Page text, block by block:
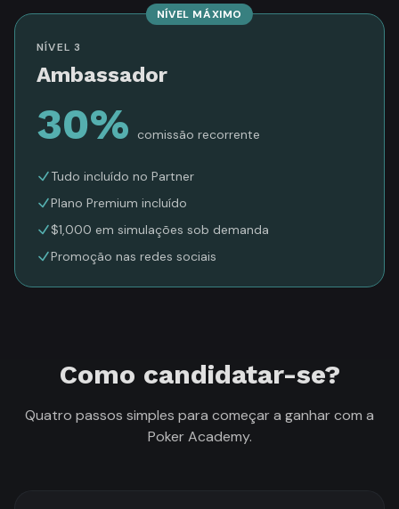
NÍVEL MÁXIMO
NÍVEL 3
Ambassador
30% comissão recorrente
Tudo incluído no Partner
Plano Premium incluído
$1,000 em simulações sob demanda
Promoção nas redes sociais
Como candidatar-se?
Quatro passos simples para começar a ganhar com a
Poker Academy.